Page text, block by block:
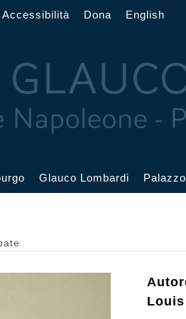
Accessibilità Dona English
Sala Affetti
Glauco Lombardi